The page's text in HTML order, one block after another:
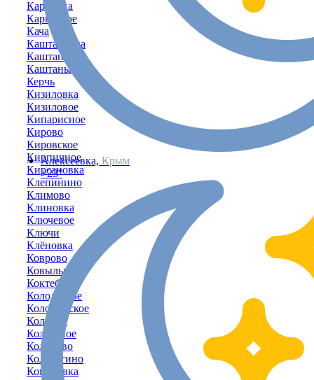
Алексеевка, Крым
+23°
Карповка
Карьерное
Кача
Каштановка
Каштановое
Каштаны
Керчь
Кизиловка
Кизиловое
Кипарисное
Кирово
Кировское
Кирпичное
Кирсановка
Клепинино
Климово
Клиновка
Ключевое
Ключи
Клёновка
Коврово
Ковыльное
Коктебель
Колодезное
Коломенское
Колоски
Колхозное
Кольцово
Кольчугино
Комаровка